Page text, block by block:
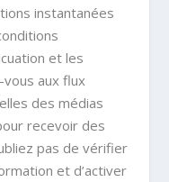
instantanées
et les
aux flux
des médias
recevoir des
pas de vérifier
et d’activer